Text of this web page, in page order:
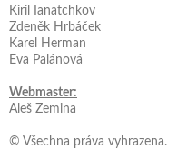
Kiril Ianatchkov
Zdeněk Hrbáček
Karel Herman
Eva Palánová
Webmaster:
Aleš Zemina
© Všechna práva vyhrazena.